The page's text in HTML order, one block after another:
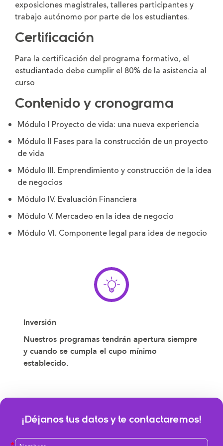
exposiciones magistrales, talleres participantes y
trabajo autónomo por parte de los estudiantes.
Certificación
Para la certificación del programa formativo, el
estudiantado debe cumplir el 80% de la asistencia al
curso
Contenido y cronograma
Módulo I Proyecto de vida: una nueva experiencia
Módulo II Fases para la construcción de un proyecto
de vida
Módulo III. Emprendimiento y construcción de la idea
de negocios
Módulo IV. Evaluación Financiera
Módulo V. Mercadeo en la idea de negocio
Módulo VI. Componente legal para idea de negocio
Inversión
Nuestros programas tendrán apertura siempre
y cuando se cumpla el cupo mínimo
establecido.
¡Déjanos tus datos y te contactaremos!